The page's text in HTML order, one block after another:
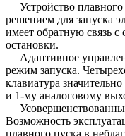
Устройство плавного
решением для запуска
имеет обратную связь
остановки.
Адаптивное
режим запуска.
клавиатура
и 1-му аналоговому
Возможность